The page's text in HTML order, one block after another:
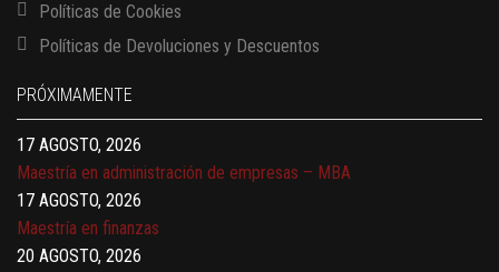
Políticas de Cookies
Políticas de Devoluciones y Descuentos
PRÓXIMAMENTE
13 AGOSTO, 2026
17 AGOSTO, 2026
Gerencia de empresas familiares
17 AGOSTO, 2026
Maestría en administración de empresas – MBA
17 AGOSTO, 2026
Maestría en finanzas
20 AGOSTO, 2026